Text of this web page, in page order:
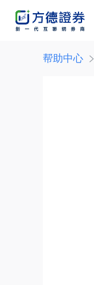
帮助中心